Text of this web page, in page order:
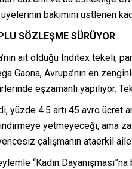
bakımını üstlenen
SÖZLEŞME SÜRÜYOR
ait olduğu Inditex tekeli,
Gaona, Avrupa’nın en
eşzamanlı yapılıyor.
yüzde 4.5 artı 45 avro ücret
yetmeyeceği, ama
çalışmanın ataerkil aile
“Kadın